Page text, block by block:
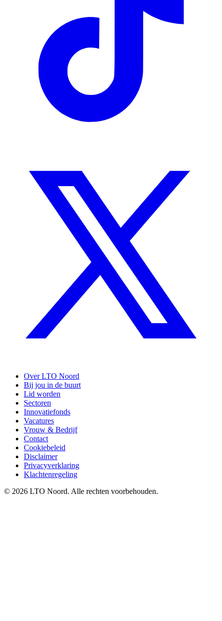
Over LTO Noord
Bij jou in de buurt
Lid worden
Sectoren
Innovatiefonds
Vacatures
Vrouw & Bedrijf
Contact
Cookiebeleid
Disclaimer
Privacyverklaring
Klachtenregeling
© 2026 LTO Noord. Alle rechten voorbehouden.